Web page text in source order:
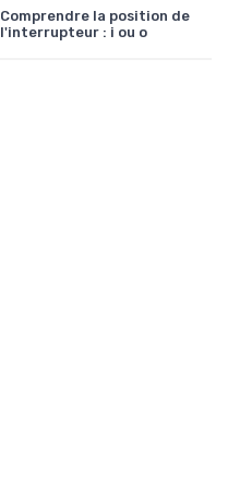
Comprendre la position de
l'interrupteur : i ou o